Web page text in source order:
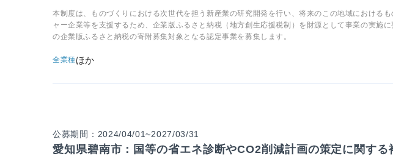
本制度は、ものづくりにおける次世代を担う新産業の研究開発を行い、将来のこの地域における
ャー企業等を支援するため、企業版ふるさと納税（地方創生応援税制）を財源として事業の実施
の企業版ふるさと納税の寄附募集対象となる認定事業を募集します。
全業種ほか
公募期間：2024/04/01~2027/03/31
愛知県碧南市：国等の省エネ診断やCO2削減計画の策定に関する